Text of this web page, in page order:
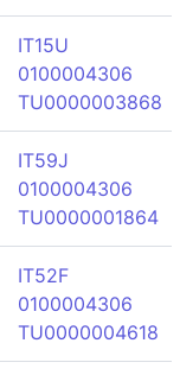
IT15U
0100004306
TU0000003868
IT59J
0100004306
TU0000001864
IT52F
0100004306
TU0000004618